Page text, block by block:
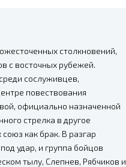
столкновений,
с восточных рубежей.
сослуживцев,
повествования
официально назначенной
стрелка в другое
как брак. В разгар
удар, и группа бойцов
тылу, Слепнев, Рябчиков и